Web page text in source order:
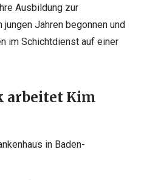
Ausbildung zur
Jahren begonnen und
im Schichtdienst auf einer
arbeitet Kim
in Baden-